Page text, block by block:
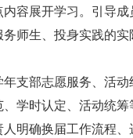
容展开学习。引导
师生、投身实践的
支部志愿服务、活
学时认定、活动统
明确换届工作流程